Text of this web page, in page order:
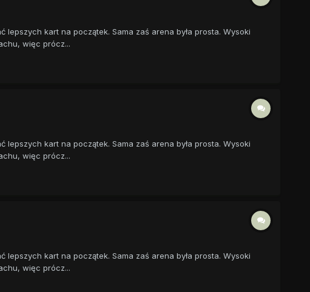
kart na początek. Sama zaś arena była prosta. Wysoki
więc prócz...
kart na początek. Sama zaś arena była prosta. Wysoki
więc prócz...
kart na początek. Sama zaś arena była prosta. Wysoki
więc prócz...